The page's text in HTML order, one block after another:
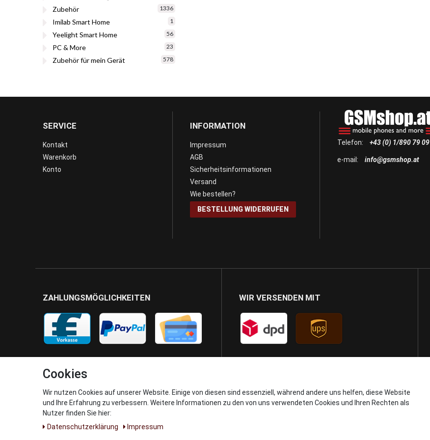
Zubehör 1336
Imilab Smart Home 1
Yeelight Smart Home 56
PC & More 23
Zubehör für mein Gerät 578
SERVICE
Kontakt
Warenkorb
Konto
INFORMATION
Impressum
AGB
Sicherheitsinformationen
Versand
Wie bestellen?
BESTELLUNG WIDERRUFEN
Telefon: +43 (0) 1/890 79 09
e-mail: info@gsmshop.at
ZAHLUNGSMÖGLICHKEITEN WIR VERSENDEN MIT
Cookies
Wir nutzen Cookies auf unserer Website. Einige von diesen sind essenziell, während andere uns helfen, diese Website
und Ihre Erfahrung zu verbessern. Weitere Informationen zu den von uns verwendeten Cookies und Ihren Rechten als
Nutzer finden Sie hier:
Daten­schutz­erklärung
Impressum